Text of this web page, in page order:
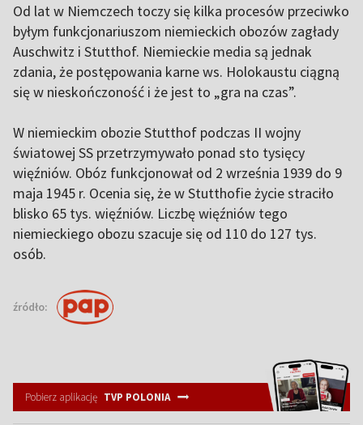
Od lat w Niemczech toczy się kilka procesów przeciwko
byłym funkcjonariuszom niemieckich obozów zagłady
Auschwitz i Stutthof. Niemieckie media są jednak
zdania, że postępowania karne ws. Holokaustu ciągną
się w nieskończoność i że jest to „gra na czas”.
W niemieckim obozie Stutthof podczas II wojny
światowej SS przetrzymywało ponad sto tysięcy
więźniów. Obóz funkcjonował od 2 września 1939 do 9
maja 1945 r. Ocenia się, że w Stutthofie życie straciło
blisko 65 tys. więźniów. Liczbę więźniów tego
niemieckiego obozu szacuje się od 110 do 127 tys.
osób.
źródło:
Pobierz aplikację TVP POLONIA